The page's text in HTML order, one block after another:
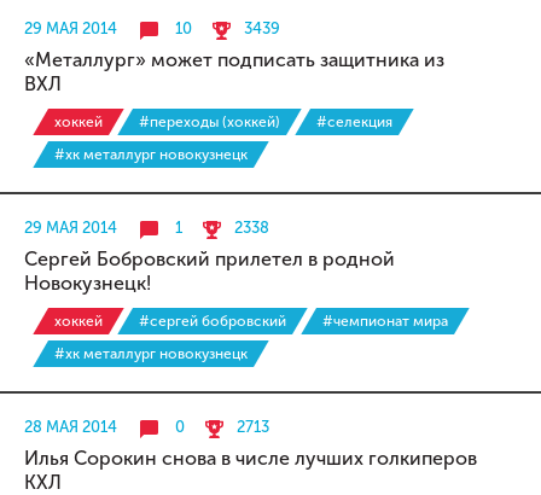
29 МАЯ 2014 10 3439
«Металлург» может подписать защитника из
ВХЛ
хоккей #переходы (хоккей)
#селекция
#хк металлург новокузнецк
29 МАЯ 2014 1 2338
Сергей Бобровский прилетел в родной
Новокузнецк!
хоккей #сергей бобровский
#чемпионат мира
#хк металлург новокузнецк
28 МАЯ 2014 0 2713
Илья Сорокин снова в числе лучших голкиперов
КХЛ